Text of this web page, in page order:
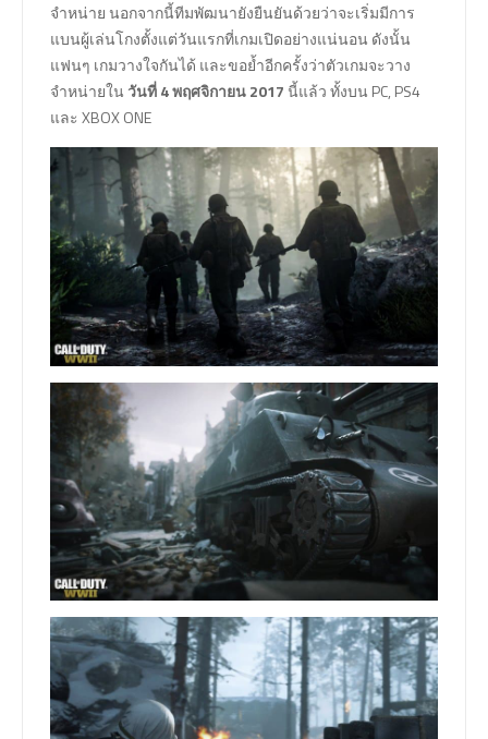
จำหน่าย นอกจากนี้ทีมพัฒนายังยืนยันด้วยว่าจะเริ่มมีการ
แบนผู้เล่นโกงตั้งแต่วันแรกที่เกมเปิดอย่างแน่นอน ดังนั้น
แฟนๆ เกมวางใจกันได้ และขอย้ำอีกครั้งว่าตัวเกมจะวาง
จำหน่ายในวันที่ 4 พฤศจิกายน 2017นี้แล้ว ทั้งบน PC, PS4
และ XBOX ONE